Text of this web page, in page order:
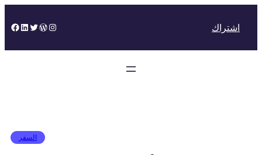
to
Facebook
LinkedIn
Twitter
WordPress
Instagram اشتراك
السفر